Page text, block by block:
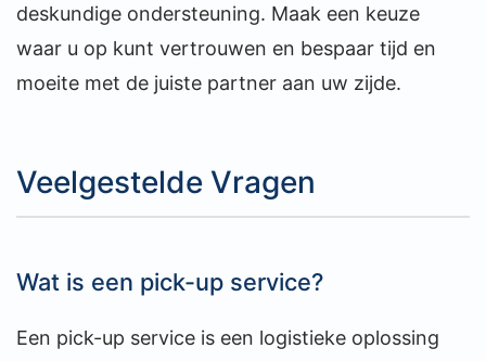
deskundige ondersteuning. Maak een keuze
waar u op kunt vertrouwen en bespaar tijd en
moeite met de juiste partner aan uw zijde.
Veelgestelde Vragen
Wat is een pick-up service?
Een pick-up service is een logistieke oplossing